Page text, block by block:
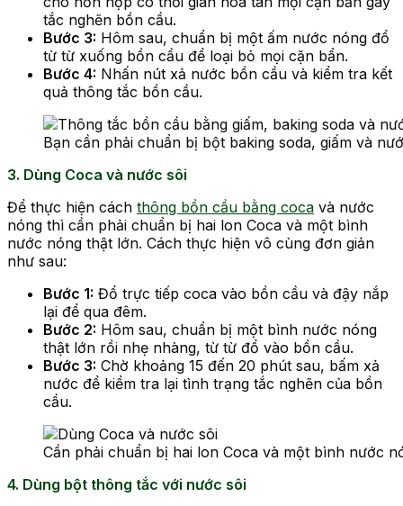
tắc nghẽn bồn cầu.
Bước 3: Hôm sau, chuẩn bị một ấm nước nóng đổ
từ từ xuống bồn cầu để loại bỏ mọi cặn bẩn.
Bước 4: Nhấn nút xả nước bồn cầu và kiểm tra kết
quả thông tắc bồn cầu.
Bạn cần phải chuẩn bị bột baking soda, giấm và
3. Dùng Coca và nước sôi
Để thực hiện cách thông bồn cầu bằng coca và nước
nóng thì cần phải chuẩn bị hai lon Coca và một bình
nước nóng thật lớn. Cách thực hiện vô cùng đơn giản
như sau:
Bước 1: Đổ trực tiếp coca vào bồn cầu và đậy nắp
lại để qua đêm.
Bước 2: Hôm sau, chuẩn bị một bình nước nóng
thật lớn rồi nhẹ nhàng, từ từ đổ vào bồn cầu.
Bước 3: Chờ khoảng 15 đến 20 phút sau, bấm xả
nước để kiểm tra lại tình trạng tắc nghẽn của bồn
cầu.
Cần phải chuẩn bị hai lon Coca và một bình nước
4. Dùng bột thông tắc với nước sôi